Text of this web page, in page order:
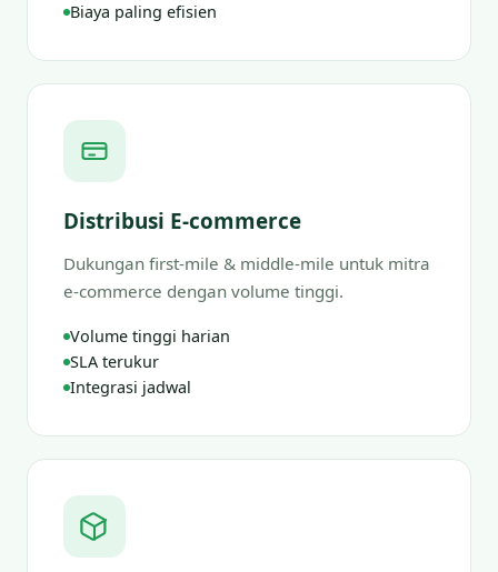
Biaya paling efisien
Distribusi E-commerce
Dukungan first-mile & middle-mile untuk mitra
e-commerce dengan volume tinggi.
Volume tinggi harian
SLA terukur
Integrasi jadwal